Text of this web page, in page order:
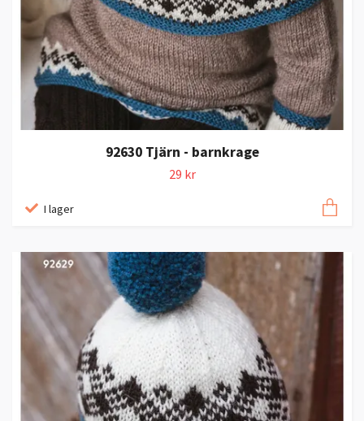
92630 Tjärn - barnkrage
29 kr
I lager